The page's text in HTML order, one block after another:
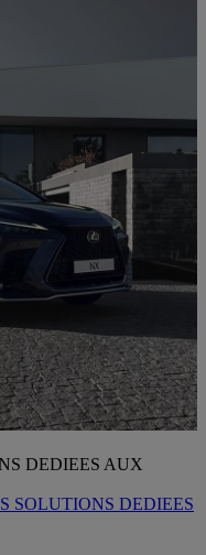
DEDIEES AUX
SOLUTIONS DEDIEES